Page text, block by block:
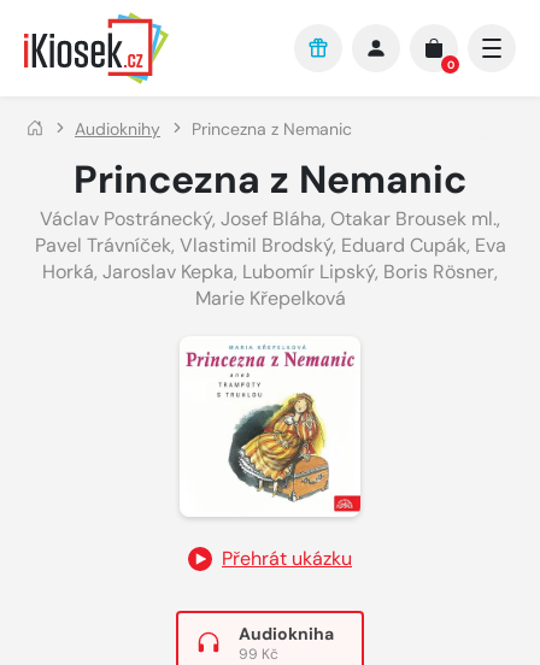
Přejít na hlavní obsah
0
Audioknihy Princezna z Nemanic
Princezna z Nemanic
Václav Postránecký, Josef Bláha, Otakar Brousek ml.,
Pavel Trávníček, Vlastimil Brodský, Eduard Cupák, Eva
Horká, Jaroslav Kepka, Lubomír Lipský, Boris Rösner,
Marie Křepelková
Přehrát ukázku
Audiokniha
99 Kč